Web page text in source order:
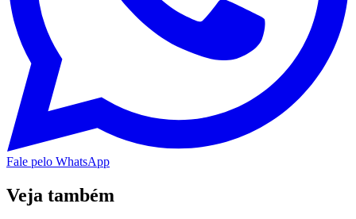
Fale pelo WhatsApp
Veja também